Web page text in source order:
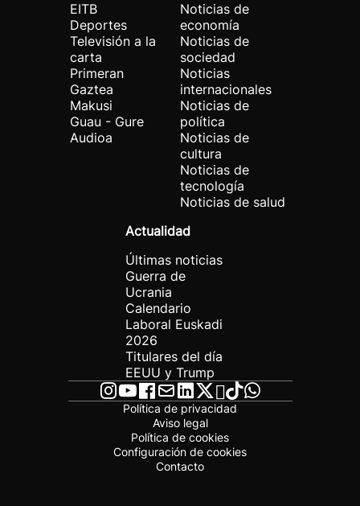
EITB
Deportes
Televisión a la
carta
Primeran
Gaztea
Makusi
Guau - Gure
Audioa
Noticias de
economía
Noticias de
sociedad
Noticias
internacionales
Noticias de
política
Noticias de
cultura
Noticias de
tecnología
Noticias de salud
Actualidad
Últimas noticias
Guerra de
Ucrania
Calendario
Laboral Euskadi
2026
Titulares del día
EEUU y Trump
Política de privacidad
Aviso legal
Política de cookies
Configuración de cookies
Contacto